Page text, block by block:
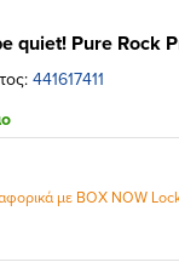
quiet! Pure Rock
441617411
με BOX NOW